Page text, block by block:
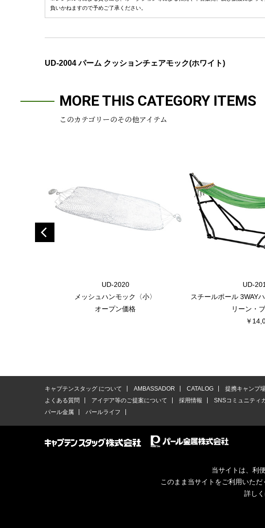
負いかねますので予めご了承ください。
UD-2004 パーム クッションチェアモック(ホワイト)
MORE THIS CATEGORY ITEMS
このカテゴリーのその他アイテム
UD-2020
メッシュハンモック〈小〉
オープン価格
UD-
スチールポール 3WAY
リーン・
￥
キャプテンスタッグ について AMBASSADOR CATALOG 提携キャンプ
よくある質問
アイデア等のご提案について 採用情報 SNSコミュニティ
パール金属
パールライフ
当サイトは、利
このまま当サイトをご利用いた
詳しく